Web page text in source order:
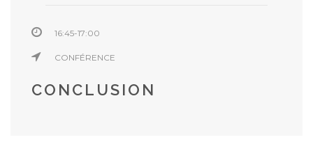
16:45-17:00
CONFÉRENCE
CONCLUSION